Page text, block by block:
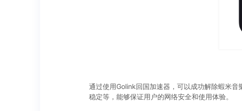
通过使用Golink回国加速器，可以成功解除蝦米
稳定等，能够保证用户的网络安全和使用体验。